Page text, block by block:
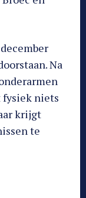
Na
fysiek niets
krijgt
te